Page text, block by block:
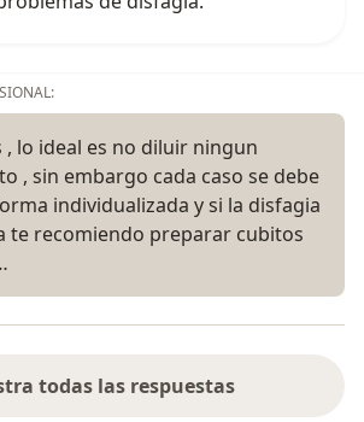
, lo ideal es no diluir ningun
, sin embargo cada caso se debe
individualizada y si la disfagia
te recomiendo preparar cubitos
todas las respuestas